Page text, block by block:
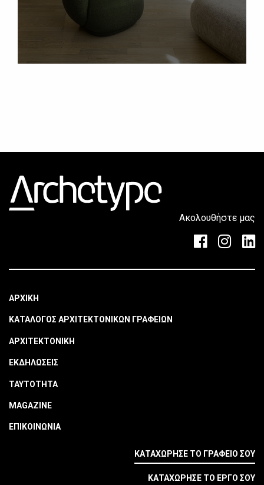
Ακολουθήστε μας
ΑΡΧΙΚΗ
ΚΑΤΑΛΟΓΟΣ ΑΡΧΙΤΕΚΤΟΝΙΚΩΝ ΓΡΑΦΕΙΩΝ
ΑΡΧΙΤΕΚΤΟΝΙΚΗ
ΕΚΔΗΛΩΣΕΙΣ
ΤΑΥΤΟΤΗΤΑ
MAGAZINE
ΕΠΙΚΟΙΝΩΝΙΑ
ΚΑΤΑΧΩΡΗΣΕ ΤΟ ΓΡΑΦΕΙΟ ΣΟΥ
ΚΑΤΑΧΩΡΗΣΕ ΤΟ ΕΡΓΟ ΣΟΥ